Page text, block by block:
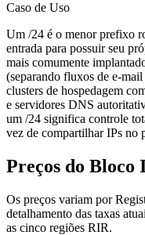
Caso de Uso
Um /24 é o menor prefixo
entrada para possuir seu
mais comumente
(separando fluxos de e-
clusters de hospedagem
e servidores DNS
um /24 significa controle
vez de compartilhar IPs no
Preços do Bloco
Os preços variam por
detalhamento das taxas
as cinco regiões RIR.